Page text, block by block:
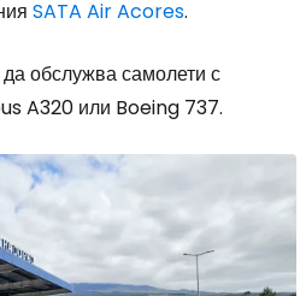
SATA Air Acores.
обслужва самолети с
A320 или Boeing 737.